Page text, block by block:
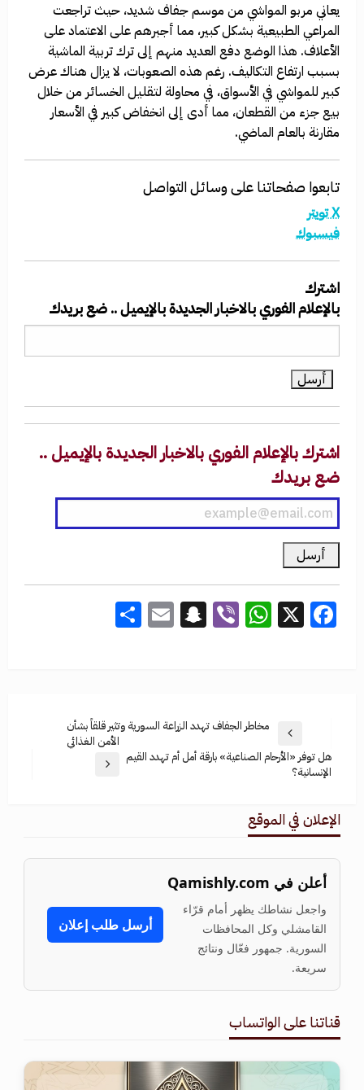
يعاني مربو المواشي من موسم جفاف شديد، حيث تراجعت
المراعي الطبيعية بشكل كبير، مما أجبرهم على الاعتماد على
الأعلاف. هذا الوضع دفع العديد منهم إلى ترك تربية الماشية
بسبب ارتفاع التكاليف. رغم هذه الصعوبات، لا يزال هناك عرض
كبير للمواشي في الأسواق، في محاولة لتقليل الخسائر من خلال
بيع جزء من القطعان، مما أدى إلى انخفاض كبير في الأسعار
مقارنة بالعام الماضي.
تابعوا صفحاتنا على وسائل التواصل
X تويتر
فيسبوك
اشترك
بالإعلام الفوري بالاخبار الجديدة بالإيميل .. ضع بريدك
اشترك بالإعلام الفوري بالاخبار الجديدة بالإيميل ..
ضع بريدك
Facebook
X
WhatsApp
Viber
Snapchat
Email
مخاطر الجفاف تهدد الزراعة السورية وتثير قلقاً بشأن
الأمن الغذائي
هل توفر «الأرحام الصناعية» بارقة أمل أم تهدد القيم
الإنسانية؟
الإعلان في الموقع
أعلن في Qamishly.com
واجعل نشاطك يظهر أمام قرّاء
القامشلي وكل المحافظات
السورية. جمهور فعّال ونتائج
سريعة.
أرسل طلب إعلان
قناتنا على الواتساب